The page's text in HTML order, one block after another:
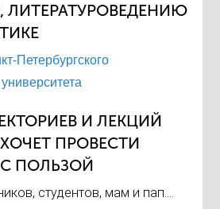
ЛИТЕРАТУРОВЕДЕНИЮ
Петербургского
И ЛЕКЦИЙ
ПРОВЕСТИ
ПОЛЬЗОЙ
студентов, мам и пап....